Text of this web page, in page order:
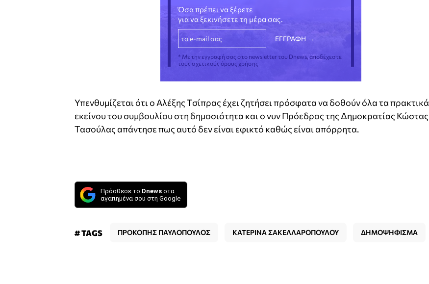
Όσα πρέπει να ξέρετε
για να ξεκινήσετε τη μέρα σας.
* Με την εγγραφή σας στο newsletter του Dnews, αποδέχεστε
τους σχετικούς όρους χρήσης
Υπενθυμίζεται ότι ο Αλέξης Τσίπρας έχει ζητήσει πρόσφατα να δοθούν όλα τα πρακτικά
εκείνου του συμβουλίου στη δημοσιότητα και ο νυν Πρόεδρος της Δημοκρατίας Κώστας
Τασούλας απάντησε πως αυτό δεν είναι εφικτό καθώς είναι απόρρητα.
Πρόσθεσε το Dnews στα
αγαπημένα σου στη Google
# TAGS ΠΡΟΚΟΠΗΣ ΠΑΥΛΟΠΟΥΛΟΣ ΚΑΤΕΡΙΝΑ ΣΑΚΕΛΛΑΡΟΠΟΥΛΟΥ ΔΗΜΟΨΗΦΙΣΜΑ